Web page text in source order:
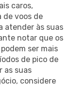
caros,
de voos de
atender às suas
notar que os
ser mais
de pico de
as suas
considere